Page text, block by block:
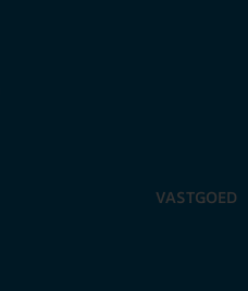
VASTGOED